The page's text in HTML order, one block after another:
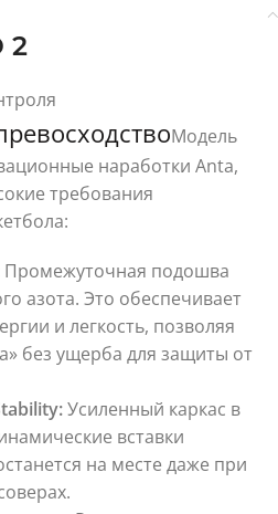
2
Модель
наработки Anta,
требования
Промежуточная подошва
азота. Это обеспечивает
и легкость, позволяя
без ущерба для защиты от
Усиленный каркас в
вставки
на месте даже при